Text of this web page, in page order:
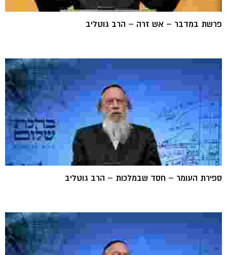
פרשת במדבר – אש זרה – הרב גוטליב
ספירת העומר – חסד שבמלכות – הרב גוטליב